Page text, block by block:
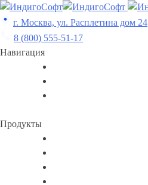
Skip
to
content
г. Москва, ул. Расплетина дом 24
8 (800) 555-51-17
Навигация
Продукты